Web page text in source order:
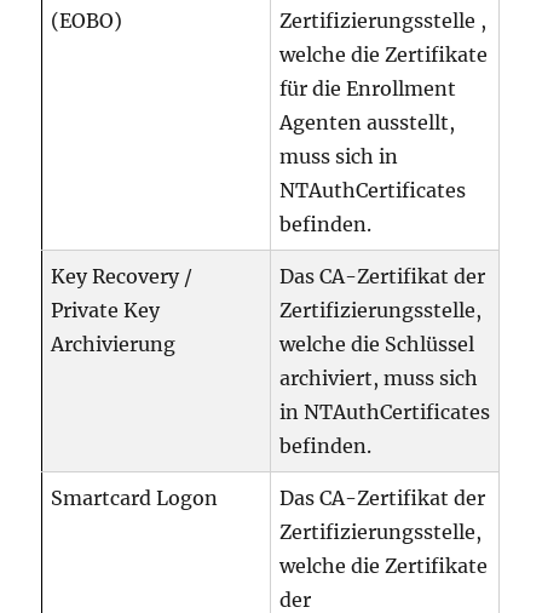
(EOBO)
Zertifizierungsstelle ,
welche die Zertifikate
für die Enrollment
Agenten ausstellt,
muss sich in
NTAuthCertificates
befinden.
Key Recovery /
Private Key
Archivierung
Das CA-Zertifikat der
Zertifizierungsstelle,
welche die Schlüssel
archiviert, muss sich
in NTAuthCertificates
befinden.
Smartcard Logon
Das CA-Zertifikat der
Zertifizierungsstelle,
welche die Zertifikate
der